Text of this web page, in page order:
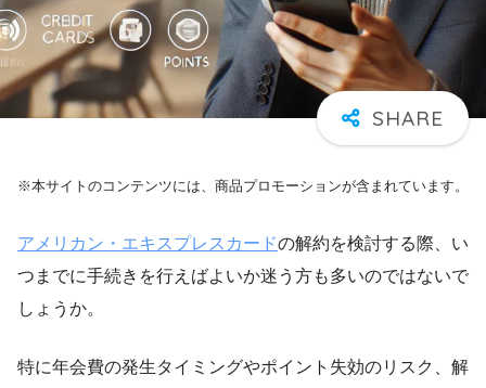
※本サイトのコンテンツには、商品プロモーションが含まれています。
アメリカン・エキスプレスカードの解約を検討する際、い
つまでに手続きを行えばよいか迷う方も多いのではないで
しょうか。
特に年会費の発生タイミングやポイント失効のリスク、解